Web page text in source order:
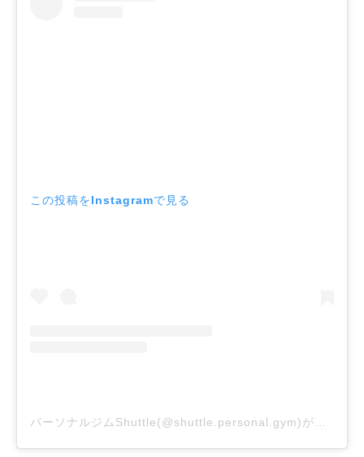
この投稿をInstagramで見る